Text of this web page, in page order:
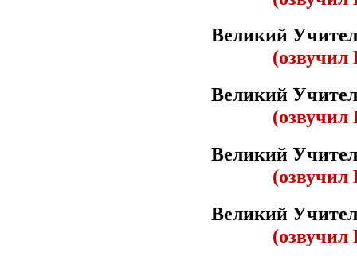
Великий
(озвучил
Великий
(озвучил
Великий
(озвучил
Великий
(озвучил